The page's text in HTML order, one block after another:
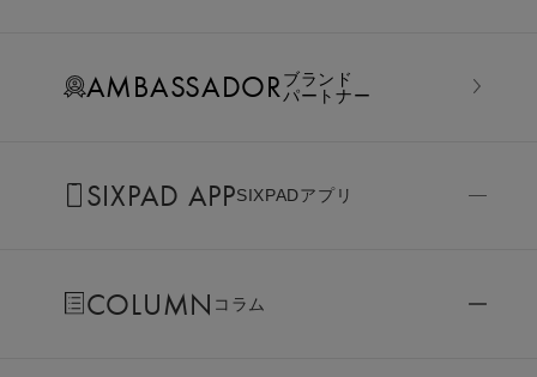
AMBASSADORブランド
パートナー
SIXPAD APPSIXPADアプリ
COLUMN コラム